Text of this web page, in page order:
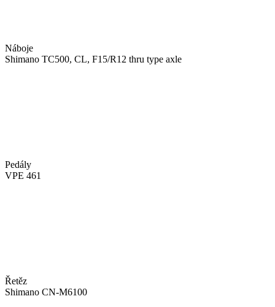
Náboje
Shimano TC500, CL, F15/R12 thru type axle
Pedály
VPE 461
Řetěz
Shimano CN-M6100